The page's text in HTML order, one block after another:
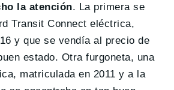
la atención. La primera se
Transit Connect eléctrica,
y que se vendía al precio de
estado. Otra furgoneta, una
matriculada en 2011 y a la